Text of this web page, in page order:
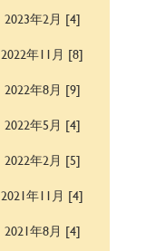
2023年2月 [4]
2022年11月 [8]
2022年8月 [9]
2022年5月 [4]
2022年2月 [5]
2021年11月 [4]
2021年8月 [4]